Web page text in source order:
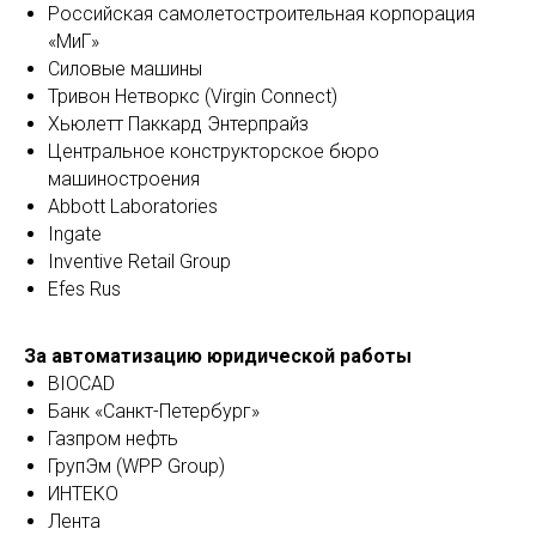
Российская самолетостроительная корпорация
«МиГ»
Силовые машины
Тривон Нетворкс (Virgin Connect)
Хьюлетт Паккард Энтерпрайз
Центральное конструкторское бюро
машиностроения
Abbott Laboratories
Ingate
Inventive Retail Group
Efes Rus
За автоматизацию юридической работы
BIOCAD
Банк «Санкт-Петербург»
Газпром нефть
ГрупЭм (WPP Group)
ИНТЕКО
Лента